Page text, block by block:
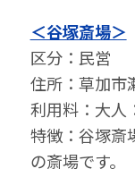
＜谷塚斎場＞
区分：民営
住所：草加市
利⽤料：大人
特徴：谷塚斎
の斎場です。